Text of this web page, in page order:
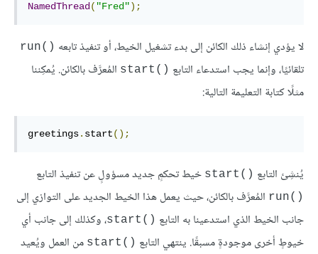
NamedThread ( "Fred");
لا يؤدي إنشاء ذلك الكائن إلى بدء تشغيل الخيط، أو تنفيذ تابعه run()‎
تلقائيًا، وإنما يجب استدعاء التابع start()‎ المُعرَّف بالكائن. يُمكِننا
مثلًا كتابة التعليمة التالية:
greetings. start();
يُنشِئ التابع start()‎ خيط تحكمٍ جديد مسؤولٍ عن تنفيذ التابع
run()‎ المُعرَّف بالكائن، حيث يعمل هذا الخيط الجديد على التوازي إلى
جانب الخيط الذي استدعينا به التابع start()‎، وكذلك إلى جانب أي
خيوطٍ أخرى موجودةٍ مسبقًا. ينتهي التابع start()‎ من العمل ويُعيد